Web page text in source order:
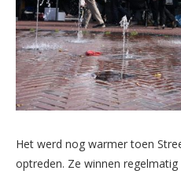
Het werd nog warmer toen
optreden. Ze winnen